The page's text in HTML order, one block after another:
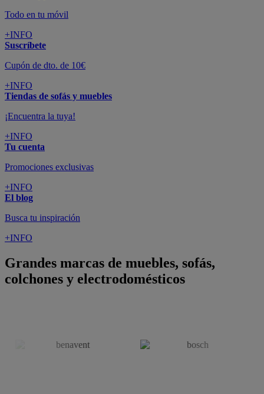
Todo en tu móvil
+INFO
Suscríbete
Cupón de dto. de 10€
+INFO
Tiendas de sofás y muebles
¡Encuentra la tuya!
+INFO
Tu cuenta
Promociones exclusivas
+INFO
El blog
Busca tu inspiración
+INFO
Grandes marcas de muebles, sofás,
colchones y electrodomésticos